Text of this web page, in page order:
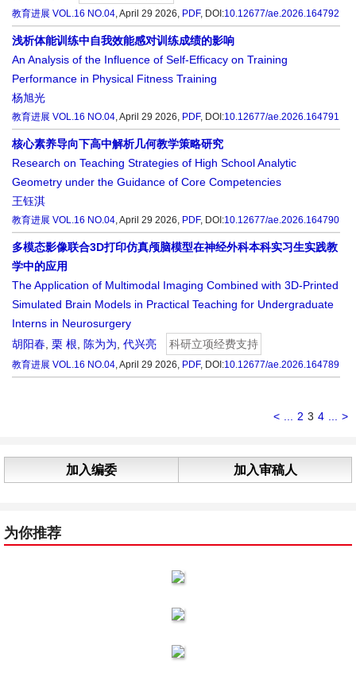
教育进展 VOL.16 NO.04, April 29 2026, PDF, DOI:10.12677/ae.2026.164792
浅析体能训练中自我效能感对训练成绩的影响
An Analysis of the Influence of Self-Efficacy on Training
Performance in Physical Fitness Training
杨旭光
教育进展 VOL.16 NO.04, April 29 2026, PDF, DOI:10.12677/ae.2026.164791
核心素养导向下高中解析几何教学策略研究
Research on Teaching Strategies of High School Analytic
Geometry under the Guidance of Core Competencies
王钰淇
教育进展 VOL.16 NO.04, April 29 2026, PDF, DOI:10.12677/ae.2026.164790
多模态影像联合3D打印仿真颅脑模型在神经外科本科实习生实践教
学中的应用
The Application of Multimodal Imaging Combined with 3D-Printed
Simulated Brain Models in Practical Teaching for Undergraduate
Interns in Neurosurgery
胡阳春 栗 根 陈为为 代兴亮 科研立项经费支持
教育进展 VOL.16 NO.04, April 29 2026, PDF, DOI:10.12677/ae.2026.164789
< 2 3 4 >
加入编委 加入审稿人
为你推荐